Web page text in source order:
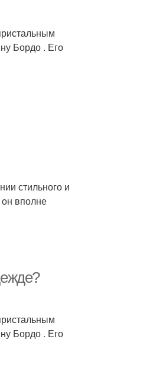
Бордо . Его
стильного и
вполне
Бордо . Его